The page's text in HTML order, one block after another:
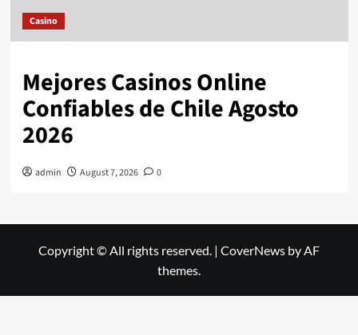
Casino
Mejores Casinos Online
Confiables de Chile Agosto
2026
admin August 7, 2026 0
Copyright © All rights reserved. | CoverNews by AF
themes.